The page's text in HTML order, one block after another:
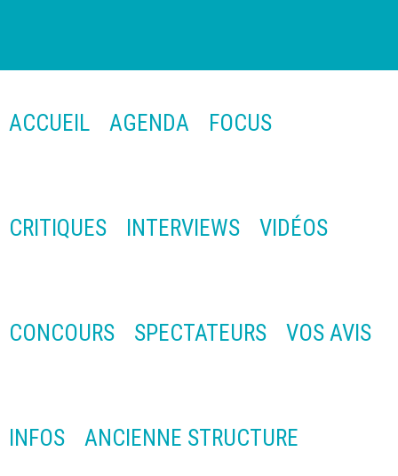
ACCUEIL AGENDA FOCUS
CRITIQUES INTERVIEWS VIDÉOS
CONCOURS SPECTATEURS VOS AVIS
INFOS ANCIENNE STRUCTURE